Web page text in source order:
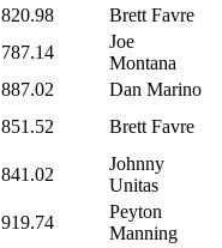
820.98
Brett Favre
787.14
Joe
Montana
887.02
Dan Marino
851.52 Brett Favre
841.02
Johnny
Unitas
919.74
Peyton
Manning